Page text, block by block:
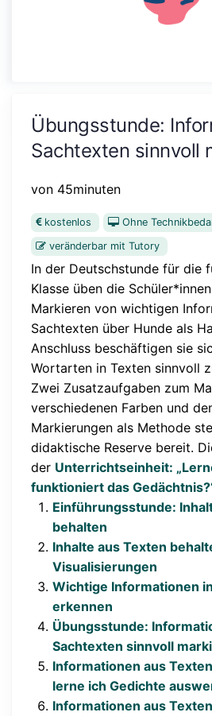
Übungsstunde:
Sachtexten sinnvoll
von 45minuten
kostenlos
Ohne
veränderbar mit Tutory
In der Deutschstunde für die
Klasse üben die
Markieren von wichtigen
Sachtexten über Hunde als
Anschluss beschäftigen sie
Wortarten in Texten sinnvoll
Zwei Zusatzaufgaben zum
verschiedenen Farben und
Markierungen als Methode
didaktische Reserve bereit.
der Unterrichtseinheit:
funktioniert das
Einführungsstunde:
behalten
Inhalte aus Texten
Visualisierungen
Wichtige Informationen
erkennen
Übungsstunde:
Sachtexten sinnvoll
Informationen aus
lerne ich Gedichte
Informationen aus